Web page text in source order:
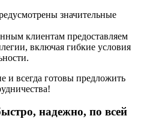
значительные
клиентам предоставляем
включая гибкие условия
всегда готовы предложить
надежно, по всей